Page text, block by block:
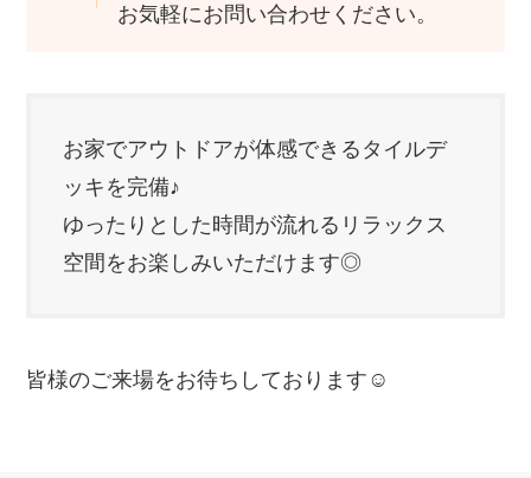
お気軽にお問い合わせください。
お家でアウトドアが体感できるタイルデ
ッキを完備♪
ゆったりとした時間が流れるリラックス
空間をお楽しみいただけます◎
皆様のご来場をお待ちしております☺